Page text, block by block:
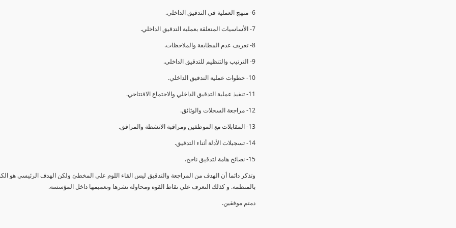
6- منهج العملية في التدقيق الداخلي.
7- الأساسيات المتعلقة بعملية التدقيق الداخلي.
8- تعريف عدم المطابقة والملاحظات.
9- الترتيب والتنظيم للتدقيق الداخلي.
10- خطوات عملية التدقيق الداخلي.
11- تنفيذ عملية التدقيق الداخلي والاجتماع الافتتاحي.
12- مراجعة السجلات والوثائق.
13- المقابلات مع الموظفين ومراقبة الانشطة والمرافق.
14- تسجيلات الأدلة أثناء التدقيق.
15- نصائح هامة لتدقيق ناجح.
وتذكر دائما أن الهدف من المراجعة والتدقيق ليس القاء اللوم على المخطئ ولكن الهدف الرئيسي هو
بالمنظمة. و كذلك التعرف علي نقاط القوة ومحاولة نشرها وتعميمها داخل المؤسسة.
دمتم موفقين.